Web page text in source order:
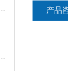
产品